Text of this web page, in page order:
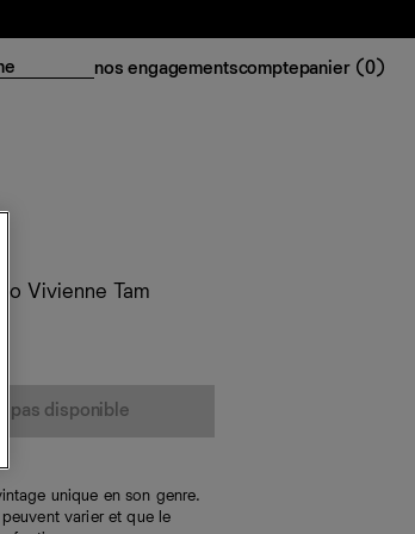
nos engagementscomptepanier (0)
Vivienne Tam
pas disponible
unique en son genre.
varier et que le